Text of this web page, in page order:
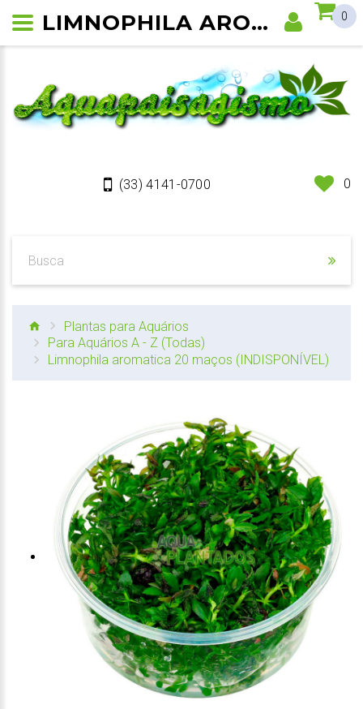
(33) 4141-0700 0
0
Plantas para Aquários
Para Aquários A - Z (Todas)
Limnophila aromatica 20 maços (INDISPONÍVEL)
LIMNOPHILA AROMATICA